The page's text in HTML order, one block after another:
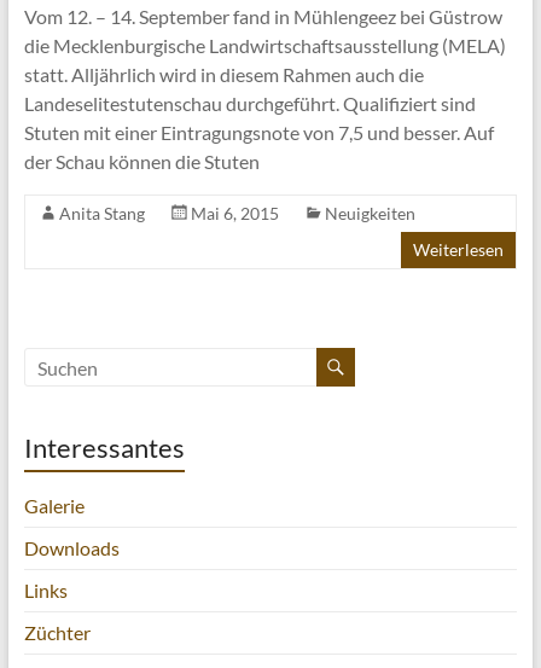
Vom 12. – 14. September fand in Mühlengeez bei Güstrow
die Mecklenburgische Landwirtschaftsausstellung (MELA)
statt. Alljährlich wird in diesem Rahmen auch die
Landeselitestutenschau durchgeführt. Qualifiziert sind
Stuten mit einer Eintragungsnote von 7,5 und besser. Auf
der Schau können die Stuten
Anita Stang Mai 6, 2015
Neuigkeiten
Weiterlesen
Interessantes
Galerie
Downloads
Links
Züchter